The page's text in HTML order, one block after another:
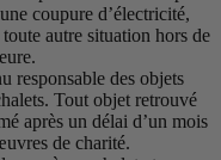
coupure d’électricité,
autre situation hors de
responsable des objets
Tout objet retrouvé
après un délai d’un mois
de charité.